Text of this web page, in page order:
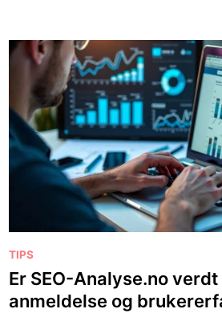
P
o
t
TIPS
Er SEO-Analyse.no
anmeldelse og